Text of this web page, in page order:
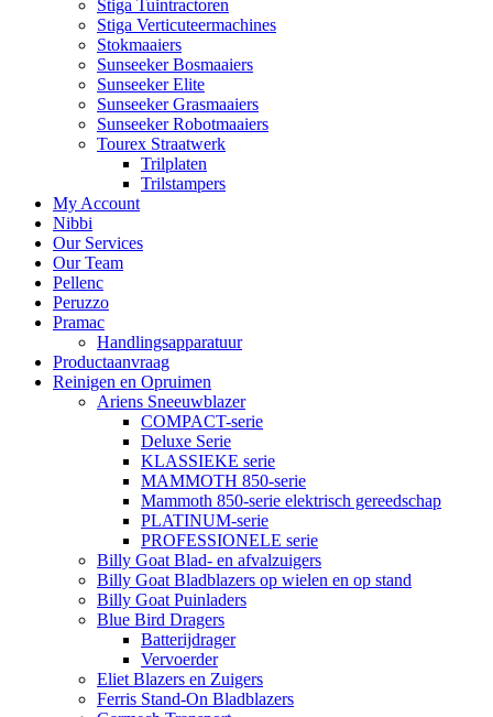
Stiga Tuintractoren
Stiga Verticuteermachines
Stokmaaiers
Sunseeker Bosmaaiers
Sunseeker Elite
Sunseeker Grasmaaiers
Sunseeker Robotmaaiers
Tourex Straatwerk
Trilplaten
Trilstampers
My Account
Nibbi
Our Services
Our Team
Pellenc
Peruzzo
Pramac
Handlingsapparatuur
Productaanvraag
Reinigen en Opruimen
Ariens Sneeuwblazer
COMPACT-serie
Deluxe Serie
KLASSIEKE serie
MAMMOTH 850-serie
Mammoth 850-serie elektrisch gereedschap
PLATINUM-serie
PROFESSIONELE serie
Billy Goat Blad- en afvalzuigers
Billy Goat Bladblazers op wielen en op stand
Billy Goat Puinladers
Blue Bird Dragers
Batterijdrager
Vervoerder
Eliet Blazers en Zuigers
Ferris Stand-On Bladblazers